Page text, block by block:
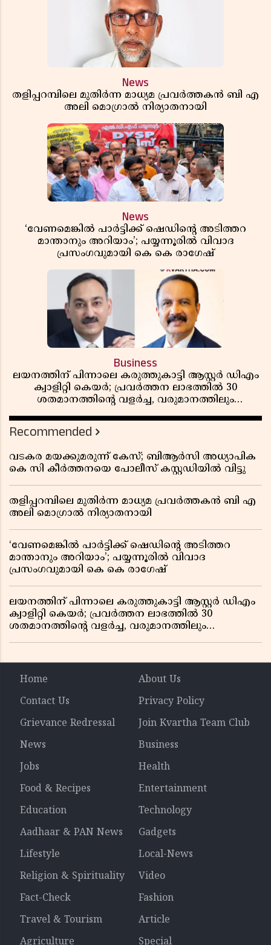
News
തളിപ്പറമ്പിലെ മുതിർന്ന മാധ്യമ പ്രവർത്തകൻ ബി എ
അലി മൊഗ്രാൽ നിര്യാതനായി
News
‘വേണമെങ്കിൽ പാർട്ടിക്ക് ഷെഡിൻ്റെ അടിത്തറ
മാന്താനും അറിയാം’; പയ്യന്നൂരിൽ വിവാദ
പ്രസംഗവുമായി കെ കെ രാഗേഷ്
Business
ലയനത്തിന് പിന്നാലെ കരുത്തുകാട്ടി ആസ്റ്റർ ഡിഎം
ക്വാളിറ്റി കെയർ; പ്രവർത്തന ലാഭത്തിൽ 30
ശതമാനത്തിൻ്റെ വളർച്ച, വരുമാനത്തിലും
റിപ്പോർട്ട് പുറത്ത്
Recommended
വടകര മയക്കുമരുന്ന് കേസ്; ബിആർസി അധ്യാപിക
കെ സി കീർത്തനയെ പോലീസ് കസ്റ്റഡിയിൽ വിട്ടു
തളിപ്പറമ്പിലെ മുതിർന്ന മാധ്യമ പ്രവർത്തകൻ ബി എ
അലി മൊഗ്രാൽ നിര്യാതനായി
‘വേണമെങ്കിൽ പാർട്ടിക്ക് ഷെഡിൻ്റെ അടിത്തറ
മാന്താനും അറിയാം’; പയ്യന്നൂരിൽ വിവാദ
പ്രസംഗവുമായി കെ കെ രാഗേഷ്
ലയനത്തിന് പിന്നാലെ കരുത്തുകാട്ടി ആസ്റ്റർ ഡിഎം
ക്വാളിറ്റി കെയർ; പ്രവർത്തന ലാഭത്തിൽ 30
ശതമാനത്തിൻ്റെ വളർച്ച, വരുമാനത്തിലും
Home
About Us
Contact Us
Privacy Policy
Grievance Redressal
Join Kvartha Team Club
News
Business
Jobs
Health
Food & Recipes
Entertainment
Education
Technology
Aadhaar & PAN News
Gadgets
Lifestyle
Local-News
Religion & Spirituality
Video
Fact-Check
Fashion
Travel & Tourism
Article
Agriculture
Special